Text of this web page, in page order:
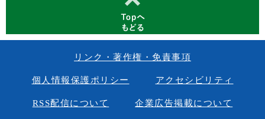
リンク・著作権・免責事項
個人情報保護ポリシー アクセシビリティ
RSS配信について 企業広告掲載について